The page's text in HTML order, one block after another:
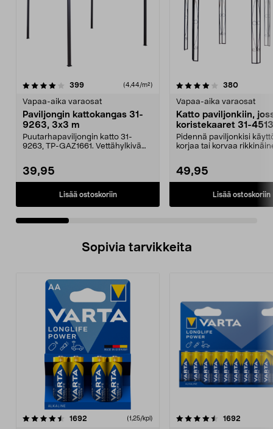
399arvostelut (4,44/m²)
Vapaa-aika varaosat
Paviljongin kattokangas 31-
9263, 3x3 m
Puutarhapaviljongin katto 31-
9263, TP-GAZ1661. Vettähylkivä
39,95
Lisää ostoskoriin
4.0 viidestä
380arvostelut
Vapaa-aika varaosat
Katto paviljonkiin,
koristekaaret 31-4513
Pidennä paviljonkisi
korjaa tai korvaa
49,95
Lisää ostoskoriin
5.0 viidestä
Sopivia tarvikkeita
1692 (1,25/kpl)
4.5viidestä
1692
4.5viidestä